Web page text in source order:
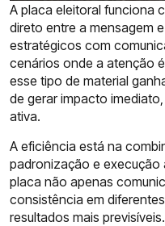
A placa eleitoral funciona
direto entre a mensagem
estratégicos com
cenários onde a atenção
esse tipo de material
de gerar impacto
ativa.
A eficiência está na
padronização e execução
placa não apenas
consistência em
resultados mais previsíveis.